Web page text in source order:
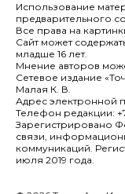
Использование
предварительного
Все права на
Сайт может
младше 16 лет.
Мнение авторов
Сетевое издание
Малая К. В.
Адрес электронной
Телефон редакции: +7
Зарегистрировано
связи,
коммуникаций.
июля 2019 года.